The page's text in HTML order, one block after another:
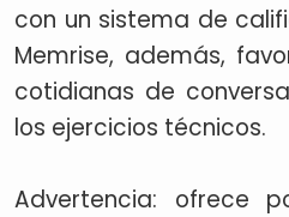
con un sistema de
Memrise, además,
cotidianas de
los ejercicios técnicos.
Advertencia: ofrece